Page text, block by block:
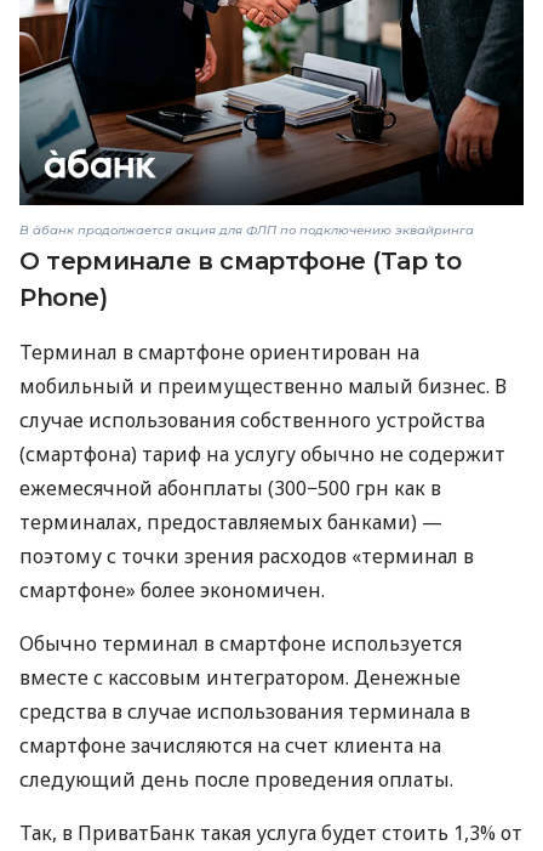
В àбанк продолжается акция для ФЛП по подключению эквайринга
О терминале в смартфоне (Tap to
Phone)
Терминал в смартфоне ориентирован на
мобильный и преимущественно малый бизнес. В
случае использования собственного устройства
(смартфона) тариф на услугу обычно не содержит
ежемесячной абонплаты (300−500 грн как в
терминалах, предоставляемых банками) —
поэтому с точки зрения расходов «терминал в
смартфоне» более экономичен.
Обычно терминал в смартфоне используется
вместе с кассовым интегратором. Денежные
средства в случае использования терминала в
смартфоне зачисляются на счет клиента на
следующий день после проведения оплаты.
Так, в ПриватБанк такая услуга будет стоить 1,3% от